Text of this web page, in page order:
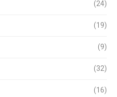
(24)
(19)
(9)
(32)
(16)